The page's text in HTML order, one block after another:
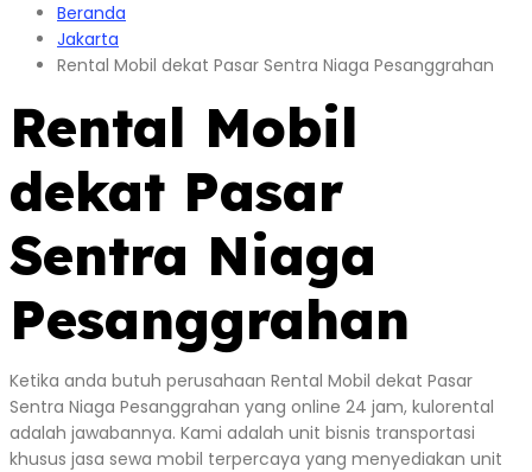
Beranda
Jakarta
Rental Mobil dekat Pasar Sentra Niaga Pesanggrahan
Rental Mobil
dekat Pasar
Sentra Niaga
Pesanggrahan
Ketika anda butuh perusahaan Rental Mobil dekat Pasar
Sentra Niaga Pesanggrahan yang online 24 jam, kulorental
adalah jawabannya. Kami adalah unit bisnis transportasi
khusus jasa sewa mobil terpercaya yang menyediakan unit